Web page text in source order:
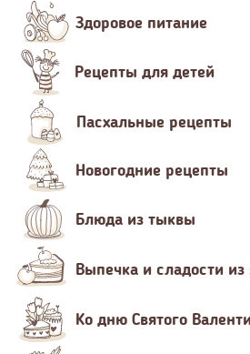
Здоровое питание
Рецепты для детей
Пасхальные рецепты
Новогодние рецепты
Блюда из тыквы
Выпечка и сладости из
Ко дню Святого